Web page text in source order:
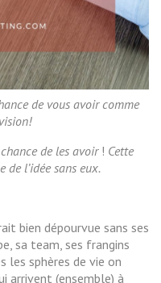
de vous avoir comme
de les avoir! Cette
de l’idée sans eux.
bien dépourvue sans ses
sa team, ses frangins
les sphères de vie on
arrivent (ensemble) à